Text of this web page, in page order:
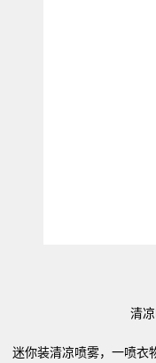
清
迷你装清凉喷雾，一喷衣